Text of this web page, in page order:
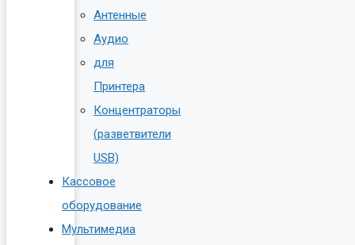
Антенные
Аудио
для
Принтера
Концентраторы
(разветвители
USB)
Кассовое
оборудование
Мультимедиа